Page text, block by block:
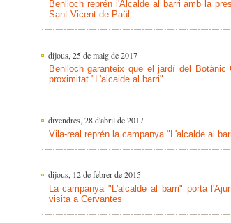
Benlloch reprén l'Alcalde al barri amb la
Sant Vicent de Paül
dijous, 25 de maig de 2017
Benlloch garanteix que el jardí del
proximitat "L'alcalde al barri"
divendres, 28 d'abril de 2017
Vila-real reprén la campanya "L'alcalde al
dijous, 12 de febrer de 2015
La campanya "L'alcalde al barri" porta
visita a Cervantes